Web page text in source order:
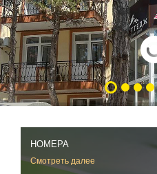
НОМЕРА
Смотреть далее